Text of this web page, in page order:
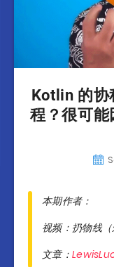
Kotlin 的协
程？很可
本期作者：
视频：扔物线（
文章：